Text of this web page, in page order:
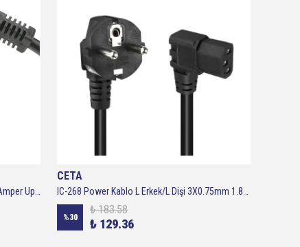
3 Metre - C19 - C 20 Power Kablosu 16 Amper Ups Kablosu 3x1,5
CETA
IC-268 Power Kablo L Erkek/L Dişi 3X0.75mm 1.80cm
%30
₺ 183.58
₺ 129.36